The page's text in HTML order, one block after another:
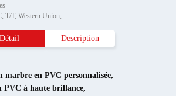
T/T, Western Union,
Détail Description
marbre en PVC personnalisée,
PVC à haute brillance,